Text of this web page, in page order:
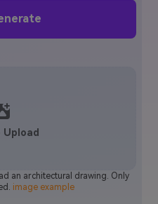
Upload
an architectural drawing. Only
image example